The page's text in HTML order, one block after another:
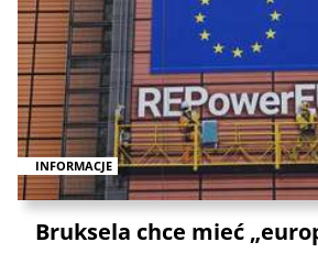
INFORMACJE
Bruksela chce mieć